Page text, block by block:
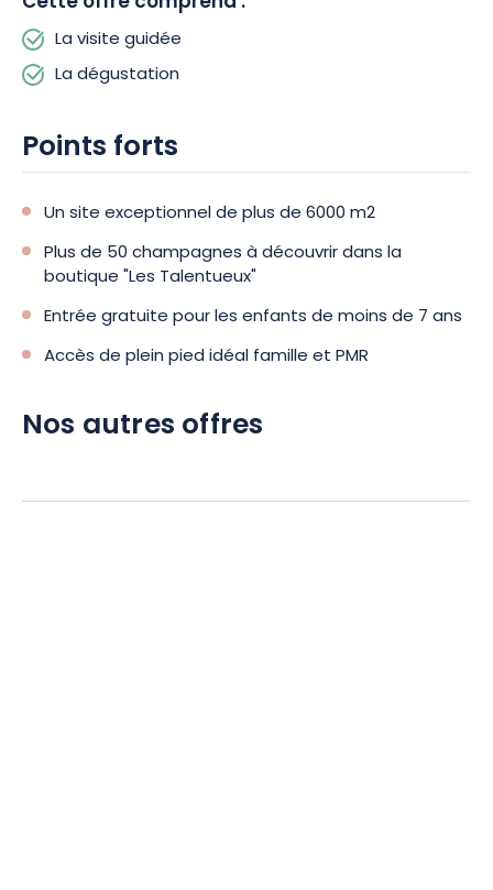
La visite guidée
La dégustation
Points forts
Un site exceptionnel de plus de 6000 m2
Plus de 50 champagnes à découvrir dans la
boutique "Les Talentueux"
Entrée gratuite pour les enfants de moins de 7 ans
Accès de plein pied idéal famille et PMR
Nos autres offres